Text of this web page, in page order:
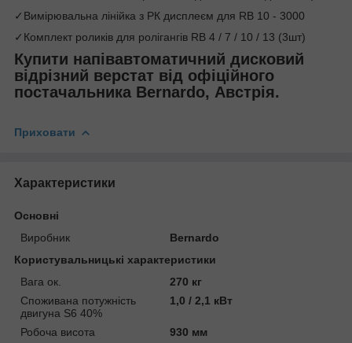
✓Вимірювальна лінійка з РК дисплеєм для RB 10 - 3000
✓Комплект роликів для ролігангів RB 4 / 7 / 10 / 13 (3шт)
Купити напівавтоматичний дисковий
відрізний верстат від офіційного
постачальника Bernardo, Австрія.
Приховати
Характеристики
Основні
Виробник
Bernardo
Користувальницькі характеристики
Вага ок.
270 кг
Споживана потужність
двигуна S6 40%
1,0 / 2,1 кВт
Робоча висота
930 мм